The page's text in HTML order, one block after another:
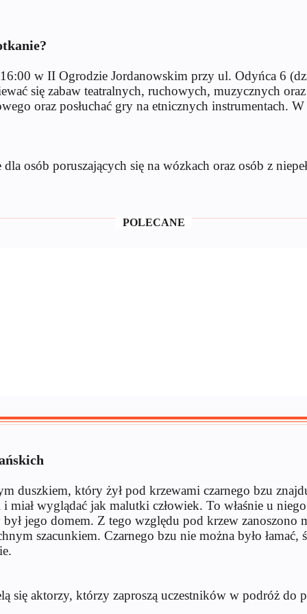
w II Ogrodzie Jordanowskim przy ul. Odyńca 6
się zabaw teatralnych, ruchowych, muzycznych
oraz posłuchać gry na etnicznych instrumentach.
osób poruszających się na wózkach oraz osób z
POLECANE
duszkiem, który żył pod krzewami czarnego bzu
wyglądać jak malutki człowiek. To właśnie u
jego domem. Z tego względu pod krzew
szacunkiem. Czarnego bzu nie można było
się aktorzy, którzy zaproszą uczestników w podróż do